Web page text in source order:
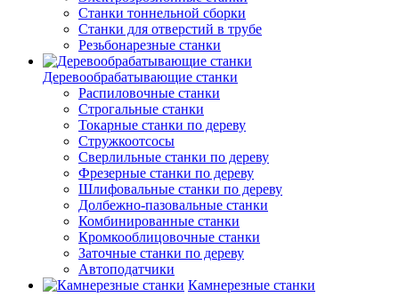
Станки тоннельной сборки
Станки для отверстий в трубе
Резьбонарезные станки
Деревообрабатывающие станки
Распиловочные станки
Строгальные станки
Токарные станки по дереву
Стружкоотсосы
Сверлильные станки по дереву
Фрезерные станки по дереву
Шлифовальные станки по дереву
Долбежно-пазовальные станки
Комбинированные станки
Кромкооблицовочные станки
Заточные станки по дереву
Автоподатчики
Камнерезные станки